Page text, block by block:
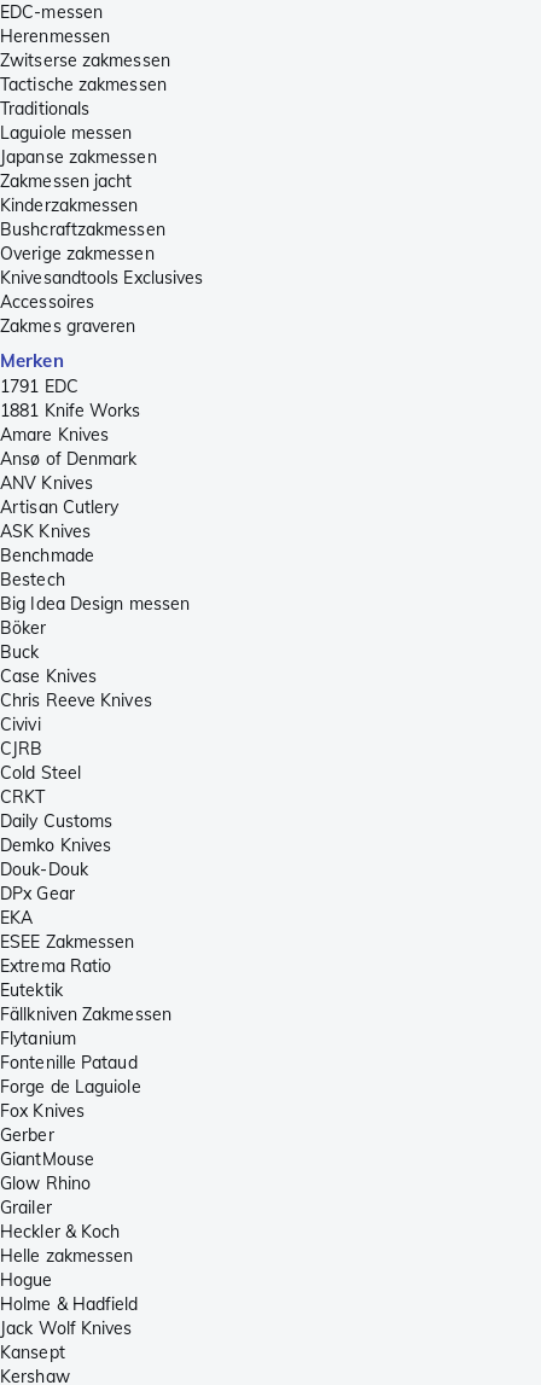
EDC-messen
Herenmessen
Zwitserse zakmessen
Tactische zakmessen
Traditionals
Laguiole messen
Japanse zakmessen
Zakmessen jacht
Kinderzakmessen
Bushcraftzakmessen
Overige zakmessen
Knivesandtools Exclusives
Accessoires
Zakmes graveren
Merken
1791 EDC
1881 Knife Works
Amare Knives
Ansø of Denmark
ANV Knives
Artisan Cutlery
ASK Knives
Benchmade
Bestech
Big Idea Design messen
Böker
Buck
Case Knives
Chris Reeve Knives
Civivi
CJRB
Cold Steel
CRKT
Daily Customs
Demko Knives
Douk-Douk
DPx Gear
EKA
ESEE Zakmessen
Extrema Ratio
Eutektik
Fällkniven Zakmessen
Flytanium
Fontenille Pataud
Forge de Laguiole
Fox Knives
Gerber
GiantMouse
Glow Rhino
Grailer
Heckler & Koch
Helle zakmessen
Hogue
Holme & Hadfield
Jack Wolf Knives
Kansept
Kershaw